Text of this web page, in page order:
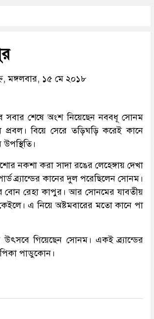
মঙ্গলবার, ১৫ মে ২০১৮
সবার শেষে অংশ নিয়েছেন নববধূ সোনম
বিয়ে সেরে তড়িঘড়ি করেই কানে
নকশা করা সাদা রঙের লেহেঙ্গায় দেখা
ব্র্যান্ডের কানের দুল পরেছিলেন সোনম।
বোন রেহা কাপুর। আর সোনমের যাবতীয়
কেইলে। এ নিয়ে অষ্টমবারের মতো কানে পা
উৎসবে গিয়েছেন সোনম। একই ব্র্যান্ডের
পাডুকোন।